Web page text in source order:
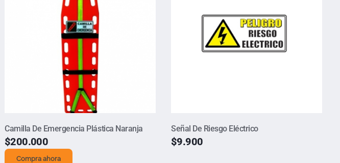
Camilla De Emergencia Plástica Naranja
$200.000
Compra ahora
Señal De Riesgo Eléctrico
$9.900